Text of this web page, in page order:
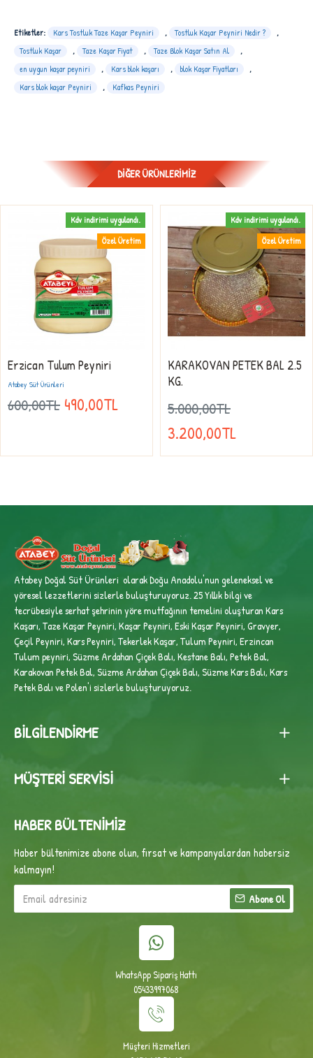
Etiketler: Kars Tostluk Taze Kaşar Peyniri , Tostluk Kaşar Peyniri Nedir ?
,
Tostluk Kaşar
, Taze Kaşar Fiyat , Taze Blok Kaşar Satın Al
,
en uygun kaşar peyniri
, Kars blok kaşarı , blok Kaşar Fiyatları
,
Kars blok kaşar Peyniri
, Kafkas Peyniri
DIĞER ÜRÜNLERIMIZ
Özel Üretim
Kdv indirimi uygulandı.
Atabey Süt Ürünleri
Erzican Tulum Peyniri
600,00TL 490,00TL
Özel Üretim
Kdv indirimi uygulandı.
KARAKOVAN PETEK BAL 2.5
KG.
5.000,00TL
3.200,00TL
Atabey Doğal Süt Ürünleri olarak Doğu Anadolu'nun geleneksel ve
yöresel lezzetlerini sizlerle buluşturuyoruz. 25 Yıllık bilgi ve
tecrübesiyleserhat şehrinin yöre mutfağının temelini oluşturan Kars
Kaşarı, Taze Kaşar Peyniri, Kaşar Peyniri, Eski Kaşar Peyniri, Gravyer,
Çeçil Peyniri, Kars Peyniri, Tekerlek Kaşar, Tulum Peyniri, Erzincan
Tulum peyniri,Süzme Ardahan Çiçek Balı, Kestane Balı, Petek Bal,
Karakovan Petek Bal, Süzme Ardahan Çiçek Balı, Süzme Kars Balı, Kars
Petek Balı ve Polen'i sizlerle buluşturuyoruz.
BILGILENDIRME
MÜŞTERI SERVISI
HABER BÜLTENIMIZ
Haber bültenimize abone olun, fırsat ve kampanyalardan habersiz
kalmayın!
Abone Ol
WhatsApp Sipariş Hattı
05433997068
Müşteri Hizmetleri